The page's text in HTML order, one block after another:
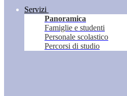
Servizi
Panoramica
Famiglie e studenti
Personale scolastico
Percorsi di studio